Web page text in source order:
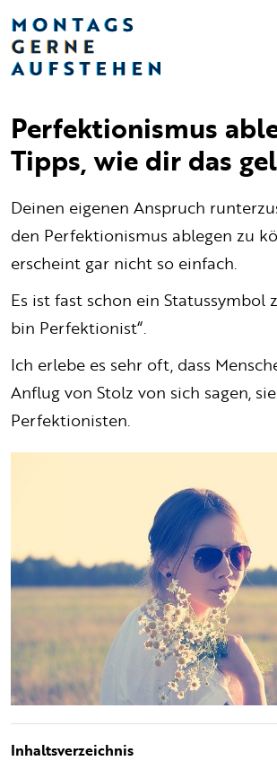
Perfektionismus
Tipps, wie dir das
Deinen eigenen Anspruch
den Perfektionismus ablegen zu
erscheint gar nicht so einfach.
Es ist fast schon ein Statussymbol
bin Perfektionist“.
Ich erlebe es sehr oft, dass
Anflug von Stolz von sich sagen,
Perfektionisten.
Inhaltsverzeichnis